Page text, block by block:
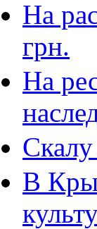
На
грн.
На
В